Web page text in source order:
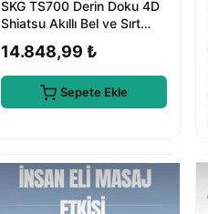
SKG TS700 Derin Doku 4D
Shiatsu Akıllı Bel ve Sırt
14.848,99 ₺
Sepete Ekle